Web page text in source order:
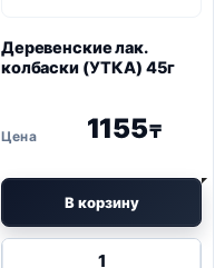
Деревенские лак.
колбаски (УТКА) 45г
1155₸
В корзину
Количество